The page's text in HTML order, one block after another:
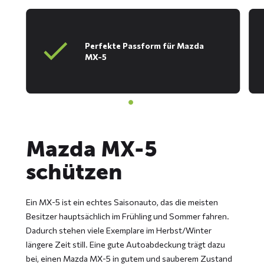
Perfekte Passform für Mazda
MX-5
Mazda MX-5
schützen
Ein MX-5 ist ein echtes Saisonauto, das die meisten
Besitzer hauptsächlich im Frühling und Sommer fahren.
Dadurch stehen viele Exemplare im Herbst/Winter
längere Zeit still. Eine gute Autoabdeckung trägt dazu
bei, einen Mazda MX-5 in gutem und sauberem Zustand